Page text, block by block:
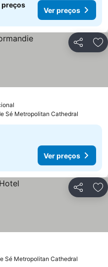
preços
Ver preços
Partilhar
Sé Metropolitan Cathedral
Ver preços
Partilhar
Sé Metropolitan Cathedral